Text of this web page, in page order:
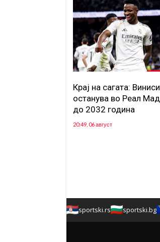
Крај на сагата:
останува во Реал
до 2032 година
20:49, 06 август
sportski.rs sportski.bg